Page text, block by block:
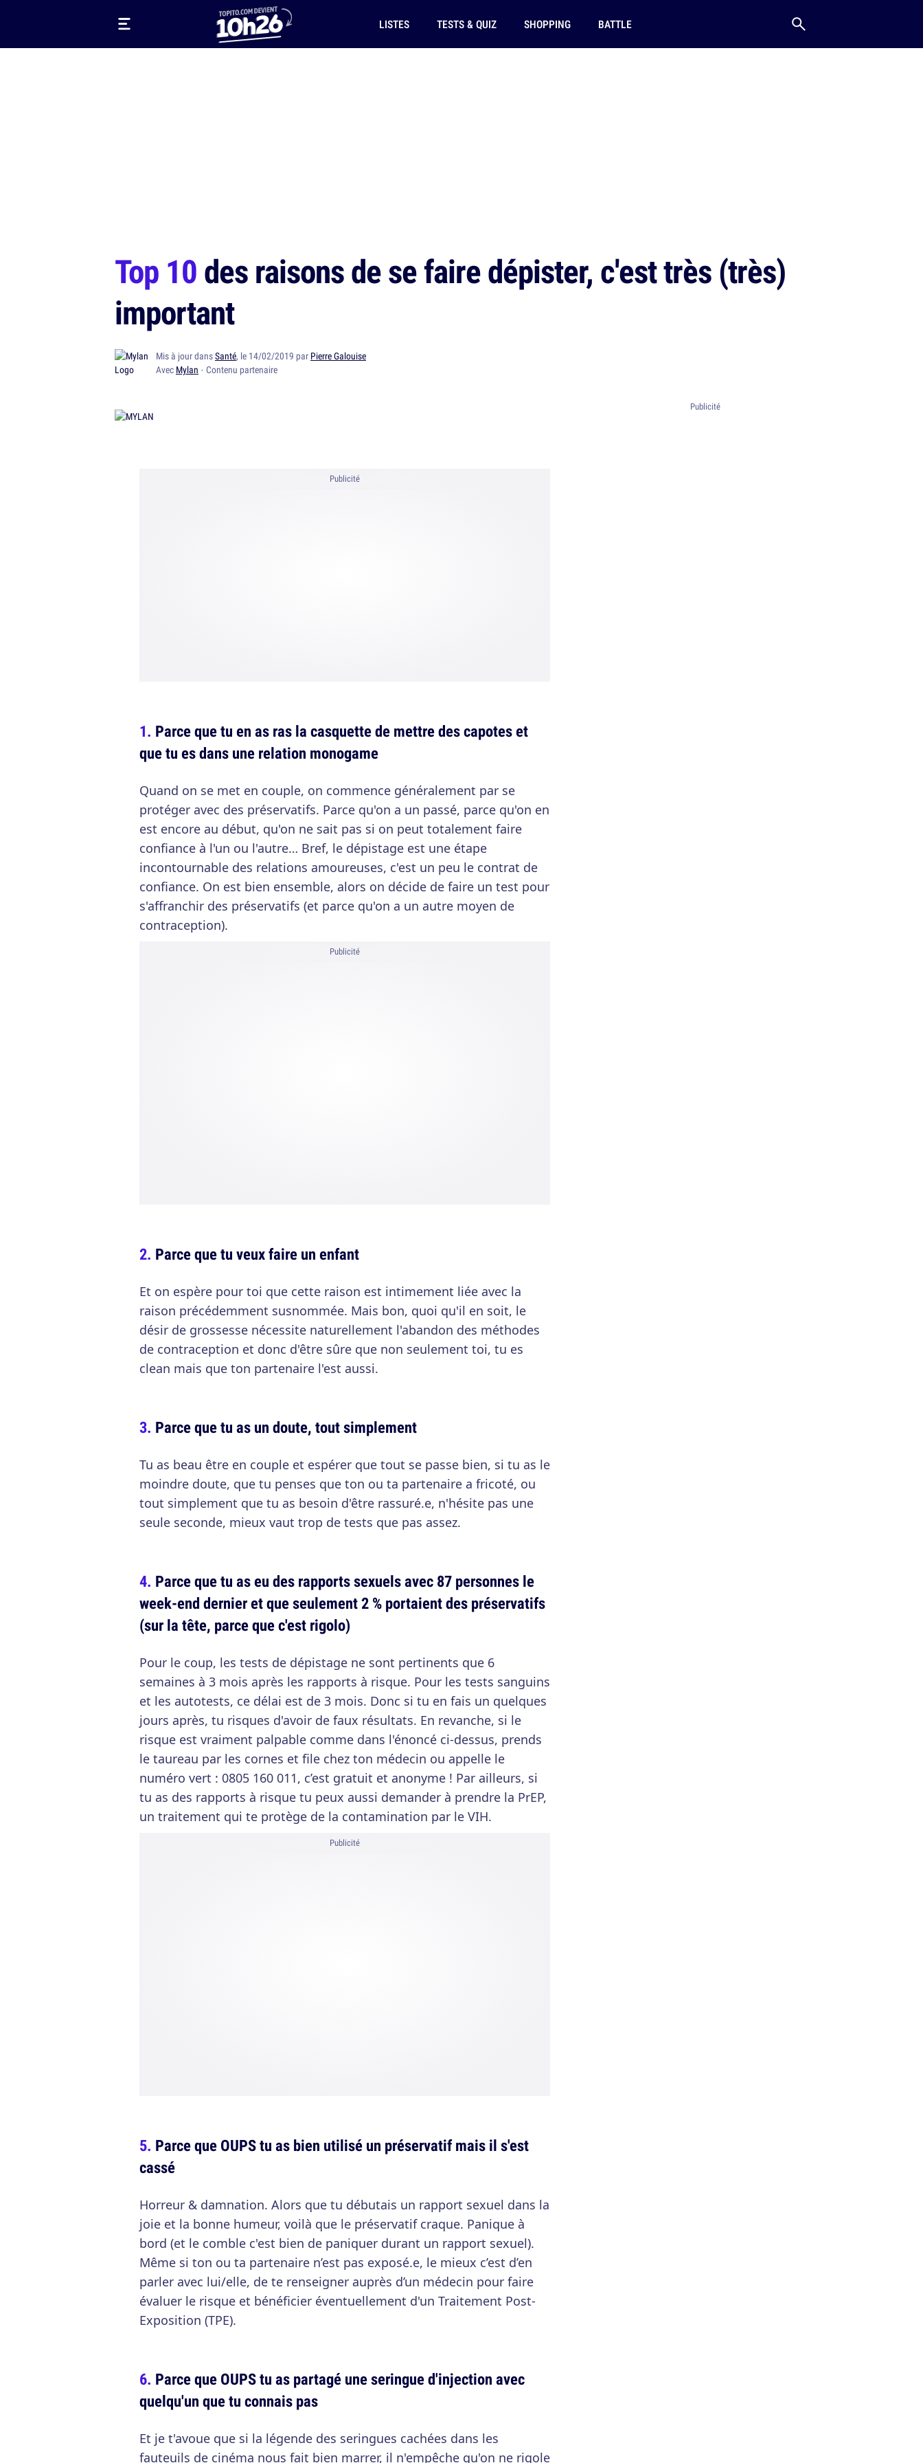
LISTES TESTS & QUIZ SHOPPING BATTLE
Top 10des raisons de se faire dépister, c'est très (très)
important
Mis à jour dansSanté, le 14/02/2019 par Pierre Galouise
Avec Mylan · Contenu partenaire
Publicité
Parce que tu en as ras la casquette de mettre des capotes et
que tu es dans une relation monogame
Quand on se met en couple, on commence généralement par se
protéger avec des préservatifs. Parce qu'on a un passé, parce qu'on en
est encore au début, qu'on ne sait pas si on peut totalement faire
confiance à l'un ou l'autre… Bref, le dépistage est une étape
incontournable des relations amoureuses, c'est un peu le contrat de
confiance. On est bien ensemble, alors on décide de faire un test pour
s'affranchir des préservatifs (et parce qu'on a un autre moyen de
contraception).
Publicité
Parce que tu veux faire un enfant
Et on espère pour toi que cette raison est intimement liée avec la
raison précédemment susnommée. Mais bon, quoi qu'il en soit, le
désir de grossesse nécessite naturellement l'abandon des méthodes
de contraception et donc d'être sûre que non seulement toi, tu es
clean mais que ton partenaire l'est aussi.
Parce que tu as un doute, tout simplement
Tu as beau être en couple et espérer que tout se passe bien, si tu as le
moindre doute, que tu penses que ton ou ta partenaire a fricoté, ou
tout simplement que tu as besoin d'être rassuré.e, n'hésite pas une
seule seconde, mieux vaut trop de tests que pas assez.
Parce que tu as eu des rapports sexuels avec 87 personnes le
week-end dernier et que seulement 2 % portaient des préservatifs
(sur la tête, parce que c'est rigolo)
Pour le coup, les tests de dépistage ne sont pertinents que 6
semaines à 3 mois après les rapports à risque. Pour les tests sanguins
et les autotests, ce délai est de 3 mois. Donc si tu en fais un quelques
jours après, tu risques d'avoir de faux résultats. En revanche, si le
risque est vraiment palpable comme dans l'énoncé ci-dessus, prends
le taureau par les cornes et file chez ton médecin ou appelle le
numéro vert : 0805 160 011, c’est gratuit et anonyme ! Par ailleurs, si
tu as des rapports à risque tu peux aussi demander à prendre la PrEP,
un traitement qui te protège de la contamination par le VIH.
Publicité
Parce que OUPS tu as bien utilisé un préservatif mais il s'est
cassé
Horreur & damnation. Alors que tu débutais un rapport sexuel dans la
joie et la bonne humeur, voilà que le préservatif craque. Panique à
bord (et le comble c'est bien de paniquer durant un rapport sexuel).
Même si ton ou ta partenaire n’est pas exposé.e, le mieux c’est d’en
parler avec lui/elle, de te renseigner auprès d’un médecin pour faire
évaluer le risque et bénéficier éventuellement d'un Traitement Post-
Exposition (TPE).
Parce que OUPS tu as partagé une seringue d'injection avec
quelqu'un que tu connais pas
Et je t'avoue que si la légende des seringues cachées dans les
fauteuils de cinéma nous fait bien marrer, il n'empêche qu'on ne rigole